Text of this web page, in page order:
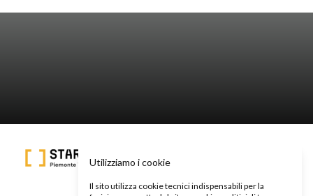
Utilizziamo i cookie
Il sito utilizza cookie tecnici indispensabili per la